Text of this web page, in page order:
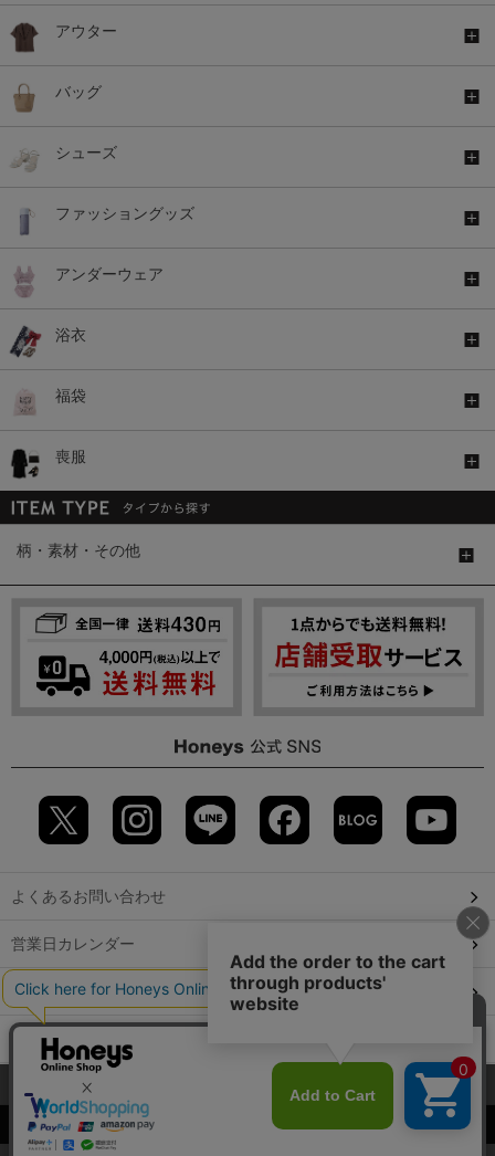
アウター
バッグ
シューズ
ファッショングッズ
アンダーウェア
浴衣
福袋
喪服
柄・素材・その他
よくあるお問い合わせ
営業日カレンダー
店舗検索
GLOBAL GUIDE（海外からご利用のお客様）
©2009 HONEYS CO., LTD. All Rights Reserved.
当サイトでは、サイトの利便性向上のため、クッキー(Cookie)を使
用しています。詳しくは「
」をご覧くださ